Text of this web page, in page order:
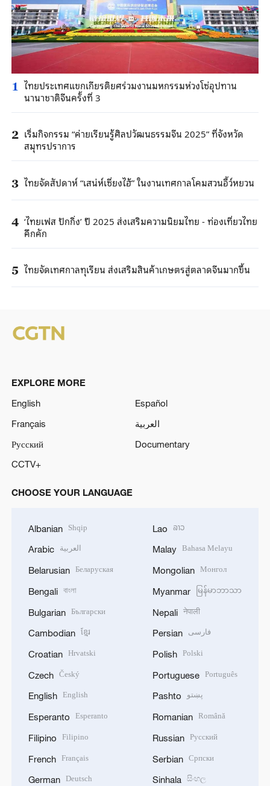
1 ไทยประเทศแขกเกียรติยศร่วมงานมหกรรมห่วงโซ่อุปทาน
นานาชาติจีนครั้งที่ 3
2 เริ่มกิจกรรม “ค่ายเรียนรู้ศิลปวัฒนธรรมจีน 2025” ที่จังหวัด
สมุทรปราการ
3 ไทยจัดสัปดาห์ “เสน่ห์เซี่ยงไฮ้” ในงานเทศกาลโคมสวนอี้ว์หยวน
4 ‘ไทยเฟส ปักกิ่ง’ ปี 2025 ส่งเสริมความนิยมไทย - ท่องเที่ยวไทย
คึกคัก
5 ไทยจัดเทศกาลทุเรียน ส่งเสริมสินค้าเกษตรสู่ตลาดจีนมากขึ้น
EXPLORE MORE
English
Español
Français
العربية
Русский
Documentary
CCTV+
CHOOSE YOUR LANGUAGE
Albanian Shqip
Arabic العربية
Belarusian Беларуская
Bengali বাংলা
Bulgarian Български
Cambodian ខ្មែរ
Croatian Hrvatski
Czech Český
English English
Esperanto Esperanto
Filipino Filipino
French Français
German Deutsch
Lao ລາວ
Malay Bahasa Melayu
Mongolian Монгол
Myanmar မြန်မာဘာသာ
Nepali नेपाली
Persian فارسی
Polish Polski
Portuguese Português
Pashto پښتو
Romanian Română
Russian Русский
Serbian Српски
Sinhala සිංහල